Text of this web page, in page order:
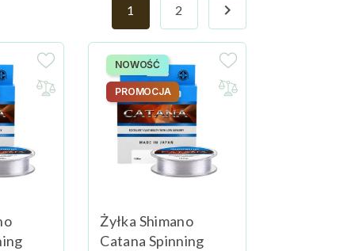
1 2
Następny

Żyłka Shimano
Catana Spinning
NOWOŚĆ
PROMOCJA